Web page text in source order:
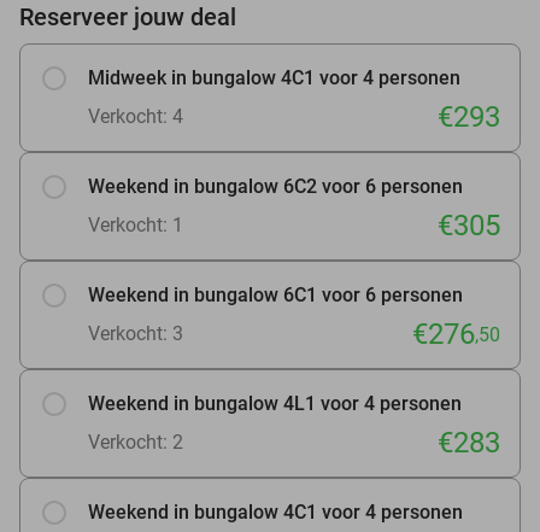
Reserveer jouw deal
Midweek in bungalow 4C1 voor 4 personen
Verkocht: 4
€293
Weekend in bungalow 6C2 voor 6 personen
Verkocht: 1
€305
Weekend in bungalow 6C1 voor 6 personen
Verkocht: 3
€276,50
Weekend in bungalow 4L1 voor 4 personen
Verkocht: 2
€283
Weekend in bungalow 4C1 voor 4 personen